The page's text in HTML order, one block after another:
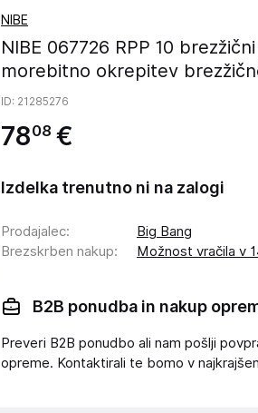
NIBE
NIBE 067726 RPP 10
morebitno okrepitev
ID: 21285276
7808 €
Izdelka trenutno ni na zalogi
Prodajalec:
Big Bang
Brezskrben nakup: Možnost vračila v
B2B ponudba in nakup
Preveri B2B ponudbo ali nam pošlji
opreme. Kontaktirali te bomo v